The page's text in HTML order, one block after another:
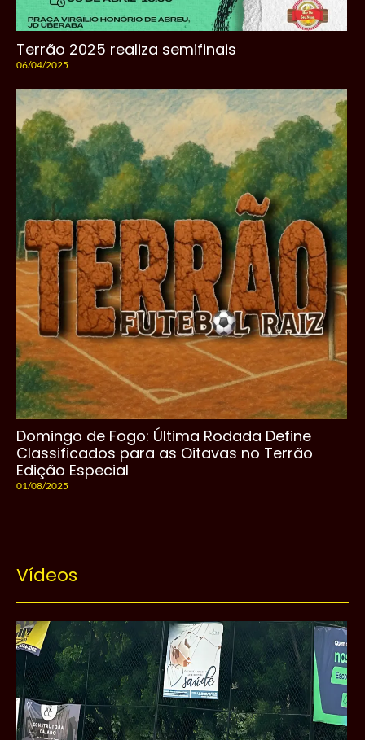
Terrão 2025 realiza semifinais
06/04/2025
Domingo de Fogo: Última Rodada Define
Classificados para as Oitavas no Terrão
Edição Especial
01/08/2025
Vídeos